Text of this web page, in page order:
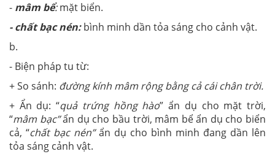
- mâm bể:mặt biển.
- chất bạc nén:bình minh dần tỏa sáng cho cảnh vật.
b.
- Biện pháp tu từ:
+ So sánh: đường kính mâm rộng bằng cả cái chân trời.
+ Ẩn dụ: “quả trứng hồng hào” ẩn dụ cho mặt trời,
“mâm bạc”ẩn dụ cho bầu trời, mâm bể ẩn dụ cho biển
cả, “chất bạc nén”ẩn dụ cho bình minh đang dần lên
tỏa sáng cảnh vật.